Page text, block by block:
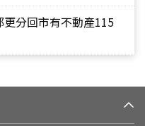
分回市有不動產115